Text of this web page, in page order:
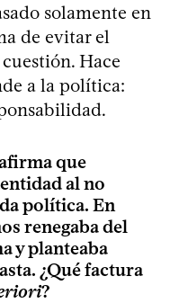
solamente en
de evitar el
Hace
a la política:
que
al no
política. En
renegaba del
y planteaba
¿Qué factura
?